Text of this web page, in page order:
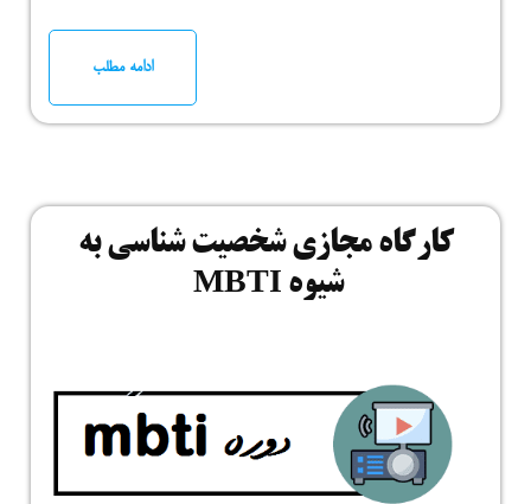
ادامه مطلب
کارگاه مجازی شخصیت شناسی به
شیوه MBTI